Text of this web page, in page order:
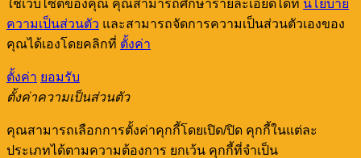
ใช้เว็บไซต์ของคุณ คุณสามารถศึกษารายละเอียดได้ที่ นโยบาย
ความเป็นส่วนตัว และสามารถจัดการความเป็นส่วนตัวเองของ
คุณได้เองโดยคลิกที่ ตั้งค่า
ตั้งค่า ยอมรับ
ตั้งค่าความเป็นส่วนตัว
คุณสามารถเลือกการตั้งค่าคุกกี้โดยเปิด/ปิด คุกกี้ในแต่ละ
ประเภทได้ตามความต้องการ ยกเว้น คุกกี้ที่จำเป็น